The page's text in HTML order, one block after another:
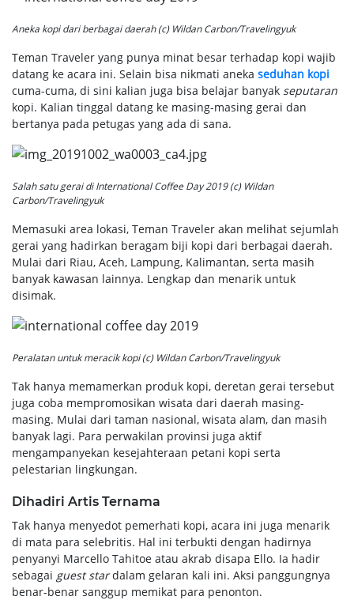
Aneka kopi dari berbagai daerah (c) Wildan Carbon/Travelingyuk
Teman Traveler yang punya minat besar terhadap kopi wajib
datang ke acara ini. Selain bisa nikmati aneka seduhan kopi
cuma-cuma, di sini kalian juga bisa belajar banyak seputaran
kopi. Kalian tinggal datang ke masing-masing gerai dan
bertanya pada petugas yang ada di sana.
Salah satu gerai di International Coffee Day 2019 (c) Wildan
Carbon/Travelingyuk
Memasuki area lokasi, Teman Traveler akan melihat sejumlah
gerai yang hadirkan beragam biji kopi dari berbagai daerah.
Mulai dari Riau, Aceh, Lampung, Kalimantan, serta masih
banyak kawasan lainnya. Lengkap dan menarik untuk
disimak.
Peralatan untuk meracik kopi (c) Wildan Carbon/Travelingyuk
Tak hanya memamerkan produk kopi, deretan gerai tersebut
juga coba mempromosikan wisata dari daerah masing-
masing. Mulai dari taman nasional, wisata alam, dan masih
banyak lagi. Para perwakilan provinsi juga aktif
mengampanyekan kesejahteraan petani kopi serta
pelestarian lingkungan.
Dihadiri Artis Ternama
Tak hanya menyedot pemerhati kopi, acara ini juga menarik
di mata para selebritis. Hal ini terbukti dengan hadirnya
penyanyi Marcello Tahitoe atau akrab disapa Ello. Ia hadir
sebagai guest stardalam gelaran kali ini. Aksi panggungnya
benar-benar sanggup memikat para penonton.